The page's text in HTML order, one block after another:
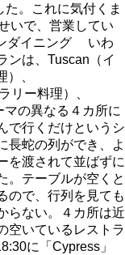
。これに気付くま
いで、営業してい
ダイニング いわ
ンは、Tuscan（イ
、
リー料理）、
の異なる４カ所に
で行くだけというシ
長蛇の列ができ、よ
を渡されて並ばずに
。テーブルが空くと
ので、行列を見ても
らない。４カ所は近
空いているレストラ
に「Cypress」